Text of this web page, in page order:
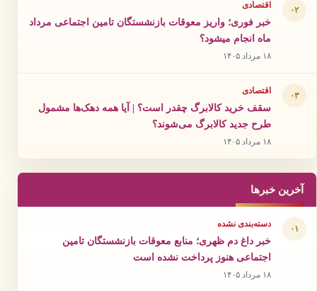
۰۲ اقتصادی
خبر فوری؛ واریز معوقات بازنشستگان تامین اجتماعی مرداد
ماه انجام میشود؟
۱۸ مرداد ۱۴۰۵
۰۳ اقتصادی
سقف خرید کالابرگ چقدر است؟ | آیا همه دهک‌ها مشمول
طرح جدید کالابرگ می‌شوند؟
۱۸ مرداد ۱۴۰۵
آخرین خبرها
۰۱ دسته‌بندی نشده
خبر داغ دم ظهری؛ منابع معوقات بازنشستگان تامین
اجتماعی هنوز پرداخت نشده است
۱۸ مرداد ۱۴۰۵